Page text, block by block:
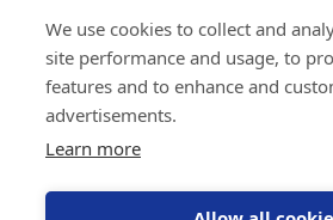
We use cookies to collect and
site performance and usage, to
features and to enhance and
advertisements.
Learn more